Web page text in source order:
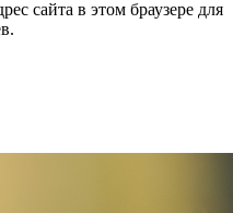
сайта в этом браузере для